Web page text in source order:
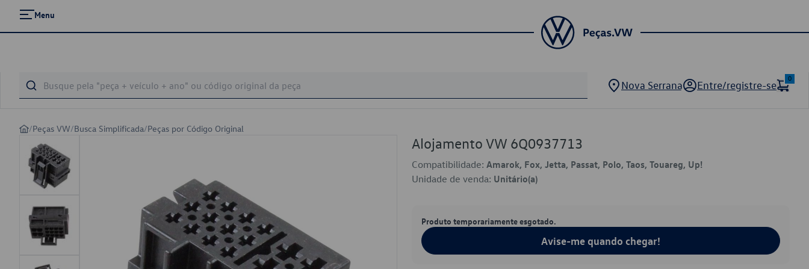
Menu
Nova Serrana Entre/registre-se
0
/Peças VW/Busca Simplificada/Peças por Código Original
Alojamento VW 6Q0937713
Compatibilidade: Amarok, Fox, Jetta, Passat, Polo, Taos, Touareg, Up!
Unidade de venda: Unitário(a)
Produto temporariamente esgotado.
Avise-me quando chegar!